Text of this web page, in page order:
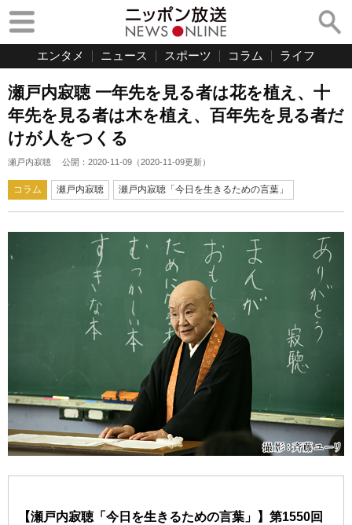
エンタメ ニュース スポーツ コラム ライフ
瀬戸内寂聴 一年先を見る者は花を植え、十
年先を見る者は木を植え、百年先を見る者だ
けが人をつくる
瀬戸内寂聴 公開： 2020-11-09 （2020-11-09更新）
コラム 瀬戸内寂聴 瀬戸内寂聴「今日を生きるための言葉」
【瀬戸内寂聴「今日を生きるための言葉」】第1550回